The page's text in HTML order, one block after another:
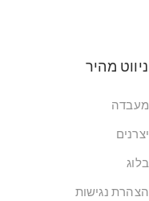
ניווט מהיר
מעבדה
יצרנים
בלוג
הצהרת נגישות